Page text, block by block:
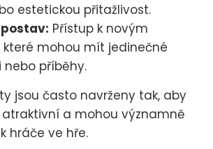
estetickou přitažlivost.
Přístup k novým
mohou mít jedinečné
nebo příběhy.
jsou často navrženy tak, aby
a mohou významně
hráče ve hře.